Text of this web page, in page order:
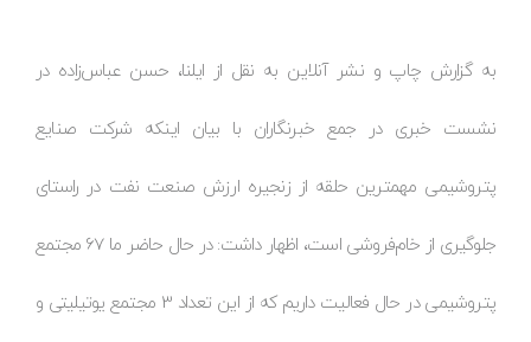
به گزارش چاپ و نشر آنلاین به نقل از ایلنا، حسن عباس‌زاده در
نشست خبری در جمع خبرنگاران با بیان اینکه شرکت صنایع
پتروشیمی مهمترین حلقه از زنجیره ارزش صنعت نفت در راستای
جلوگیری از خام‌فروشی است، اظهار داشت: در حال حاضر ما 67 مجتمع
پتروشیمی در حال فعالیت داریم که از این تعداد 3 مجتمع یوتیلیتی و